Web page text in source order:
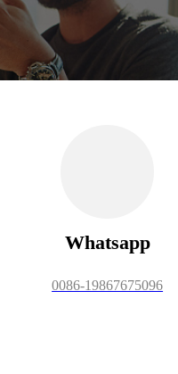
Whatsapp
0086-19867675096